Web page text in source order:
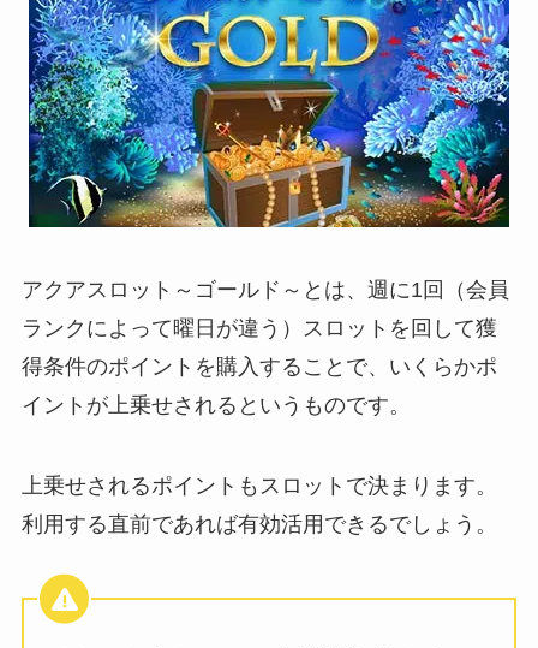
アクアスロット～ゴールド～とは、週に1回（会員
ランクによって曜日が違う）スロットを回して獲
得条件のポイントを購入することで、いくらかポ
イントが上乗せされるというものです。
上乗せされるポイントもスロットで決まります。
利用する直前であれば有効活用できるでしょう。